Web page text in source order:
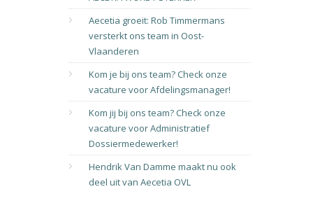
Aecetia groeit: Rob Timmermans
versterkt ons team in Oost-
Vlaanderen
Kom je bij ons team? Check onze
vacature voor Afdelingsmanager!
Kom jij bij ons team? Check onze
vacature voor Administratief
Dossiermedewerker!
Hendrik Van Damme maakt nu ook
deel uit van Aecetia OVL